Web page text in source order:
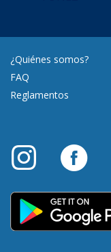
¿Quiénes somos?
FAQ
Reglamentos